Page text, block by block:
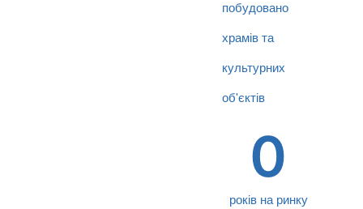
побудовано
храмів та
культурних
об'єктів
років на ринку
0